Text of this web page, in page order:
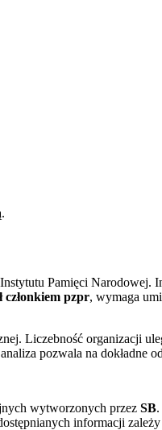
Pamięci Narodowej.
członkiem pzpr, wymaga
Liczebność organizacji
pozwala na dokładne
wytworzonych przez SB
informacji